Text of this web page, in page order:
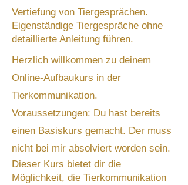
Vertiefung von Tiergesprächen.
Eigenständige Tiergespräche ohne
detaillierte Anleitung führen.
Herzlich willkommen zu deinem
Online-Aufbaukurs in der
Tierkommunikation.
Voraussetzungen: Du hast bereits
einen Basiskurs gemacht. Der muss
nicht bei mir absolviert worden sein.
Dieser Kurs bietet dir die
Möglichkeit, die Tierkommunikation